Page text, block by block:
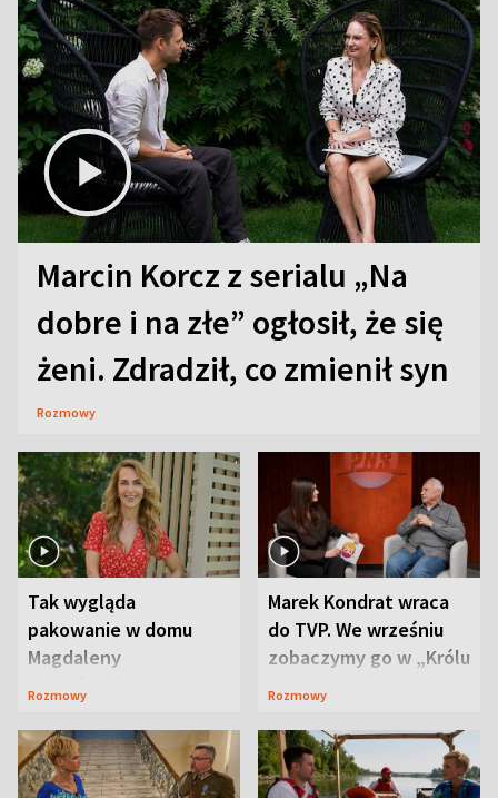
Marcin Korcz z serialu „Na
dobre i na złe” ogłosił, że się
żeni. Zdradził, co zmienił syn
Rozmowy
Tak wygląda
pakowanie w domu
Magdaleny
Waligórskiej-Lisieckiej.
Rozmowy
Marek Kondrat wraca
do TVP. We wrześniu
zobaczymy go w „Królu
Maciusiu I”
Rozmowy